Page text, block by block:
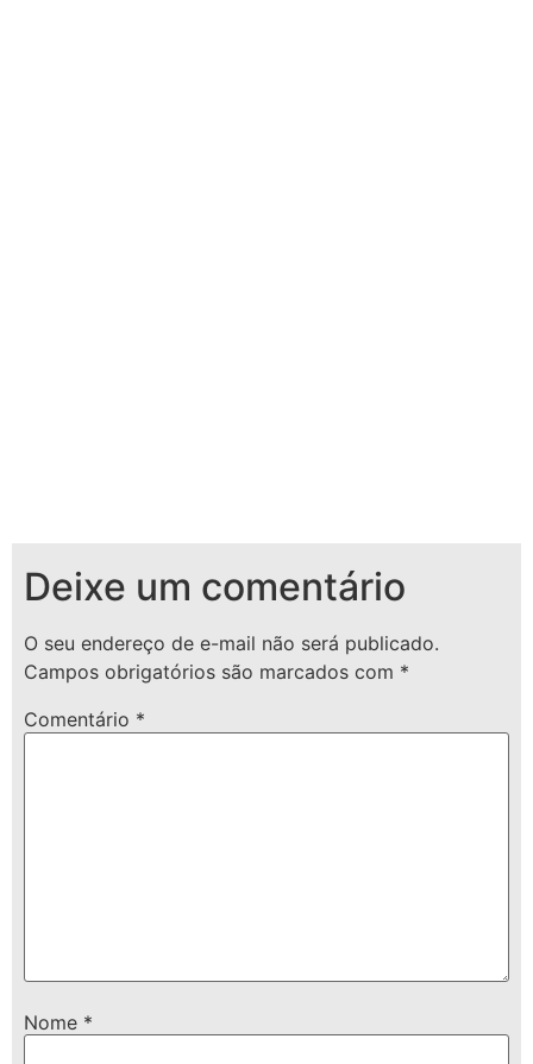
Deixe um comentário
O seu endereço de e-mail não será publicado.
Campos obrigatórios são marcados com *
Comentário *
Nome *